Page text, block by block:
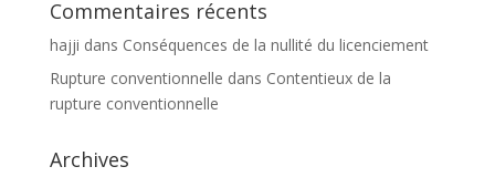
Commentaires récents
hajji dans Conséquences de la nullité du licenciement
Rupture conventionnelle dans Contentieux de la
rupture conventionnelle
Archives